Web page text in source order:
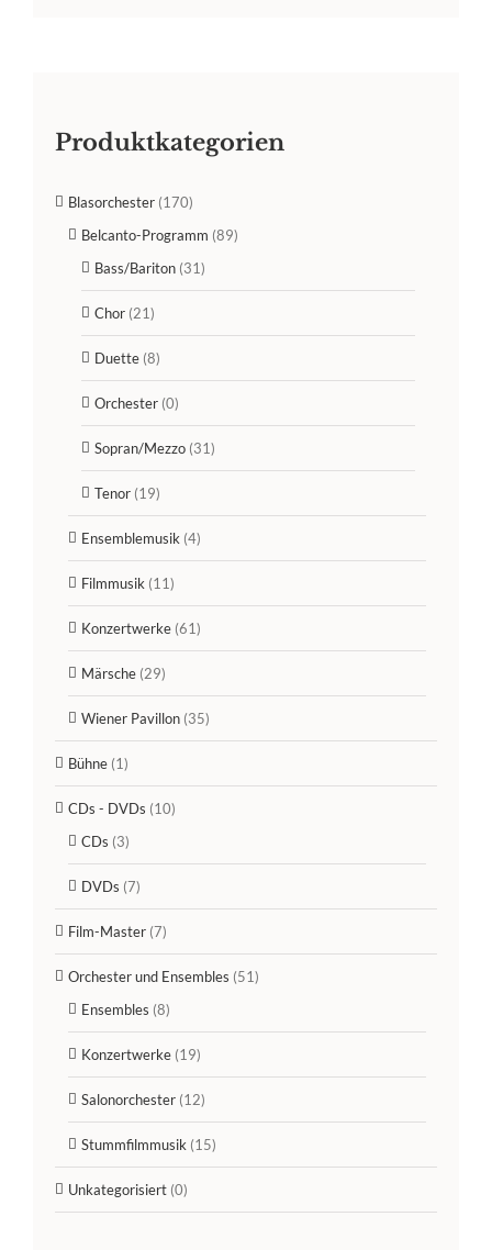
Produktkategorien
Blasorchester (170)
Belcanto-Programm (89)
Bass/Bariton (31)
Chor (21)
Duette (8)
Orchester (0)
Sopran/Mezzo (31)
Tenor (19)
Ensemblemusik (4)
Filmmusik (11)
Konzertwerke (61)
Märsche (29)
Wiener Pavillon (35)
Bühne (1)
CDs - DVDs (10)
CDs (3)
DVDs (7)
Film-Master (7)
Orchester und Ensembles (51)
Ensembles (8)
Konzertwerke (19)
Salonorchester (12)
Stummfilmmusik (15)
Unkategorisiert (0)